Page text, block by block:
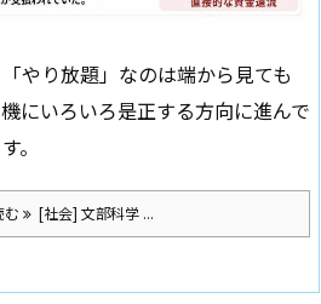
やり放題」なのは端から見ても
にいろいろ是正する方向に進んで
。
む [社会] 文部科学 ...